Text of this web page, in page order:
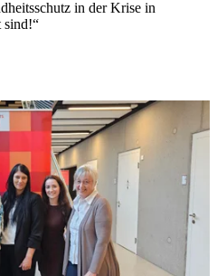
in der Krise in
sind!“